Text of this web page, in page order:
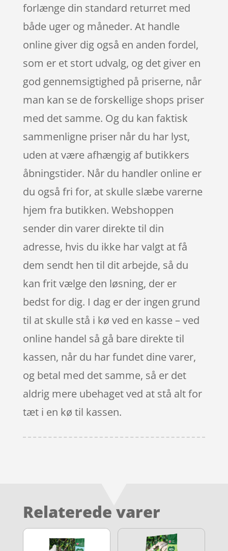
forlænge din standard returret med
både uger og måneder. At handle
online giver dig også en anden fordel,
som er et stort udvalg, og det giver en
god gennemsigtighed på priserne, når
man kan se de forskellige shops priser
med det samme. Og du kan faktisk
sammenligne priser når du har lyst,
uden at være afhængig af butikkers
åbningstider. Når du handler online er
du også fri for, at skulle slæbe varerne
hjem fra butikken. Webshoppen
sender din varer direkte til din
adresse, hvis du ikke har valgt at få
dem sendt hen til dit arbejde, så du
kan frit vælge den løsning, der er
bedst for dig. I dag er der ingen grund
til at skulle stå i kø ved en kasse – ved
online handel så gå bare direkte til
kassen, når du har fundet dine varer,
og betal med det samme, så er det
aldrig mere ubehaget ved at stå alt for
tæt i en kø til kassen.
Relaterede varer